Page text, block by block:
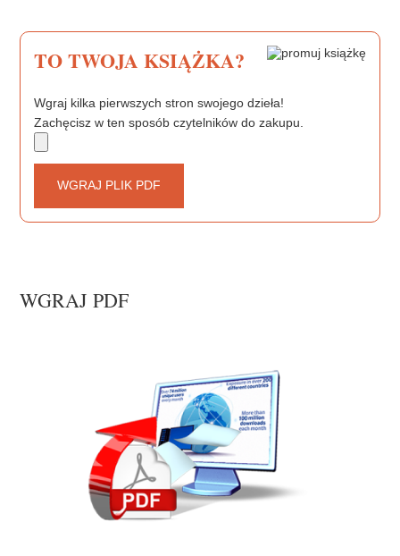
TO TWOJA KSIĄŻKA?
Wgraj kilka pierwszych stron swojego dzieła!
Zachęcisz w ten sposób czytelników do zakupu.
WGRAJ PLIK PDF
WGRAJ PDF